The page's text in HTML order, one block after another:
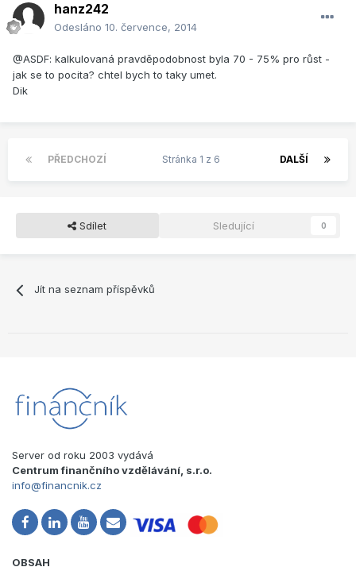
hanz242
Odesláno 10. července, 2014
@ASDF: kalkulovaná pravděpodobnost byla 70 - 75% pro růst -
jak se to pocita? chtel bych to taky umet.
Dik
PŘEDCHOZÍ DALŠÍ
Stránka 1 z 6
Sdílet Sledující 0
Jít na seznam příspěvků
Server od roku 2003 vydává
Centrum finančního vzdělávání, s.r.o.
info@financnik.cz
OBSAH